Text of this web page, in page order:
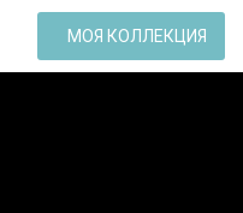
МОЯ КОЛЛЕКЦИЯ